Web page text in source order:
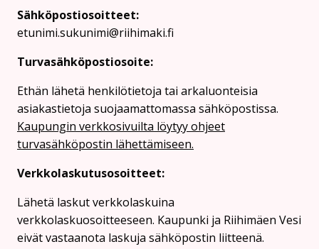
Sähköpostiosoitteet:
etunimi.sukunimi@riihimaki.fi
Turvasähköpostiosoite:
Ethän lähetä henkilötietoja tai arkaluonteisia
asiakastietoja suojaamattomassa sähköpostissa.
Kaupungin verkkosivuilta löytyy ohjeet
turvasähköpostin lähettämiseen.
Verkkolaskutusosoitteet:
Lähetä laskut verkkolaskuina
verkkolaskuosoitteeseen. Kaupunki ja Riihimäen Vesi
eivät vastaanota laskuja sähköpostin liitteenä.